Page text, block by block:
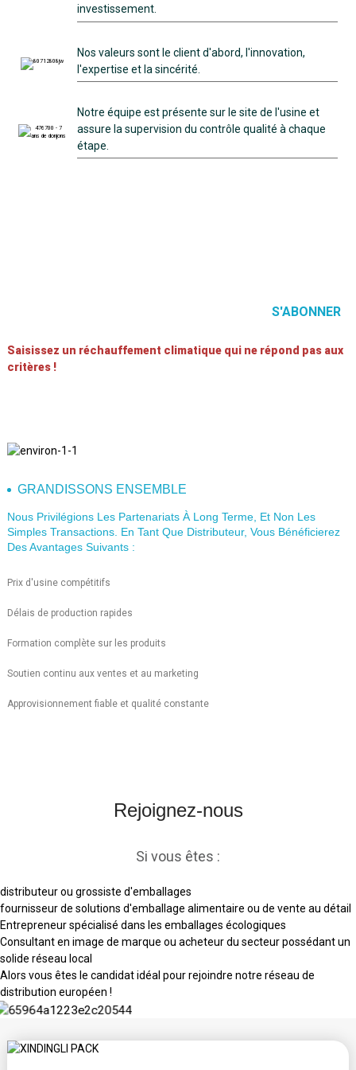
investissement.
Nos valeurs sont le client d'abord, l'innovation,
l'expertise et la sincérité.
Notre équipe est présente sur le site de l'usine et
assure la supervision du contrôle qualité à chaque
étape.
Saisissez un réchauffement climatique qui ne répond pas aux
critères !
S'ABONNER
GRANDISSONS ENSEMBLE
Nous Privilégions Les Partenariats À Long Terme, Et Non Les
Simples Transactions. En Tant Que Distributeur, Vous Bénéficierez
Des Avantages Suivants :
Prix ​​d'usine compétitifs
Délais de production rapides
Formation complète sur les produits
Soutien continu aux ventes et au marketing
Approvisionnement fiable et qualité constante
Rejoignez-nous
Si vous êtes :
distributeur ou grossiste d'emballages
fournisseur de solutions d'emballage alimentaire ou de vente au détail
Entrepreneur spécialisé dans les emballages écologiques
Consultant en image de marque ou acheteur du secteur possédant un
solide réseau local
Alors vous êtes le candidat idéal pour rejoindre notre réseau de
distribution européen !